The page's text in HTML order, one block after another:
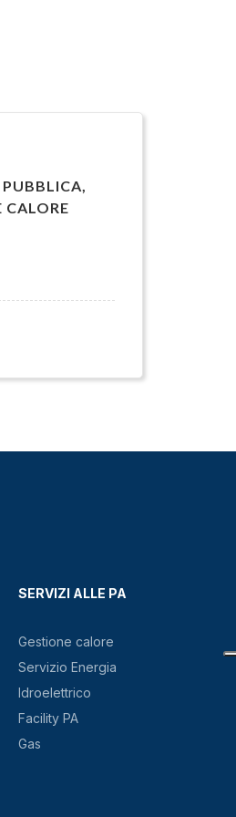
SERVIZI ALLE PA
Gestione calore
Servizio Energia
Idroelettrico
Facility PA
Gas